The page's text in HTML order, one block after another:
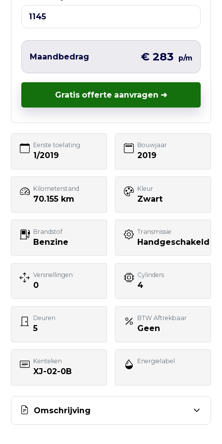
Liever direct contact?
wij nemen zo snel mogelijk contact met
Uw naam
BERICHT VERSTUREN
Maandbedrag € 283 p/m
Gratis offerte aanvragen ➜
Eerste toelating
1/2019
Bouwjaar
2019
Kilometerstand
70.155 km
Kleur
Zwart
Brandstof
Benzine
Transmissie
Handgeschakeld
Versnellingen
0
Cylinders
4
Deuren
5
BTW Aftrekbaar
Geen
Kenteken
XJ-02-0B
Energielabel
Omschrijving